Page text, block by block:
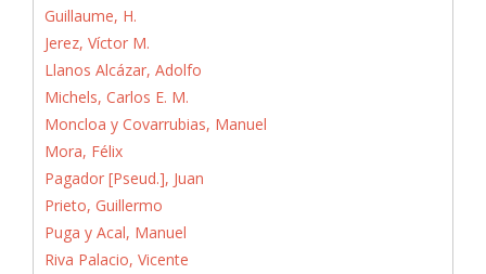
Guillaume, H.
Jerez, Víctor M.
Llanos Alcázar, Adolfo
Michels, Carlos E. M.
Moncloa y Covarrubias, Manuel
Mora, Félix
Pagador [Pseud.], Juan
Prieto, Guillermo
Puga y Acal, Manuel
Riva Palacio, Vicente